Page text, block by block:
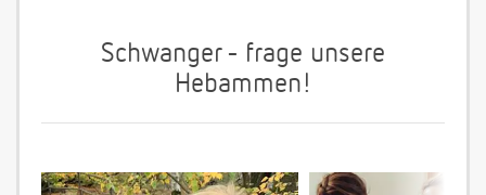
Schwanger - frage unsere
Hebammen!